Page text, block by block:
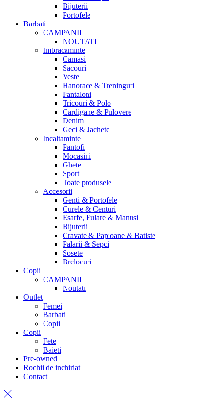
Bijuterii
Portofele
Barbati
CAMPANII
NOUTATI
Imbracaminte
Camasi
Sacouri
Veste
Hanorace & Treninguri
Pantaloni
Tricouri & Polo
Cardigane & Pulovere
Denim
Geci & Jachete
Incaltaminte
Pantofi
Mocasini
Ghete
Sport
Toate produsele
Accesorii
Genti & Portofele
Curele & Centuri
Esarfe, Fulare & Manusi
Bijuterii
Cravate & Papioane & Batiste
Palarii & Sepci
Sosete
Brelocuri
Copii
CAMPANII
Noutati
Outlet
Femei
Barbati
Copii
Copii
Fete
Baieti
Pre-owned
Rochii de inchiriat
Contact